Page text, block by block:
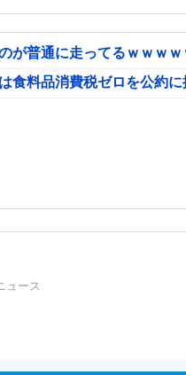
が普通に走ってるｗｗｗ
は食料品消費税ゼロを公約
ュース